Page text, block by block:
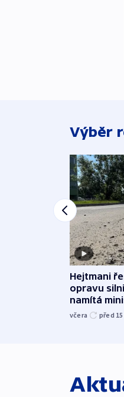
Výběr
Hejtmani
opravu
namítá
včera před 15